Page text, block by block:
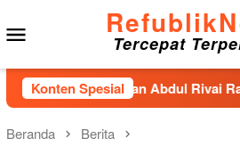
ke
konten
Tercepat
Konten Spesial
Hadirkan Abdul Rivai Ras:
Beranda Berita